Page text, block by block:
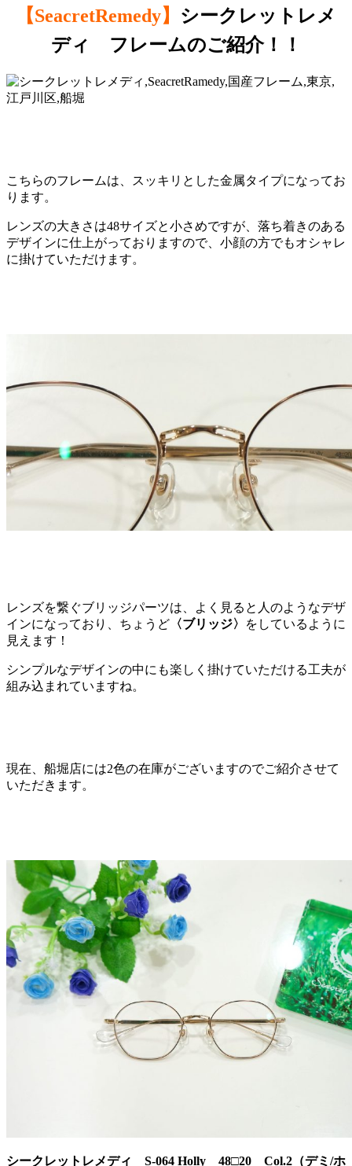
【SeacretRemedy】 シークレットレメ
ディ フレームのご紹介！！
こちらのフレームは、スッキリとした金属タイプになってお
ります。
レンズの大きさは48サイズと小さめですが、落ち着きのある
デザインに仕上がっておりますので、小顔の方でもオシャレ
に掛けていただけます。
レンズを繋ぐブリッジパーツは、よく見ると人のようなデザ
インになっており、ちょうど 〈ブリッジ〉
をしているように
見えます！
シンプルなデザインの中にも楽しく掛けていただける工夫が
組み込まれていますね。
現在、船堀店には2色の在庫がございますのでご紹介させて
いただきます。
シークレットレメディ S-064 Holly 48□20 Col.2（デミ/ホ